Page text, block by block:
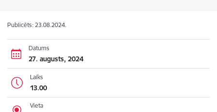
Publicēts: 23.08.2024.
Datums
27. augusts, 2024
Laiks
13.00
Vieta